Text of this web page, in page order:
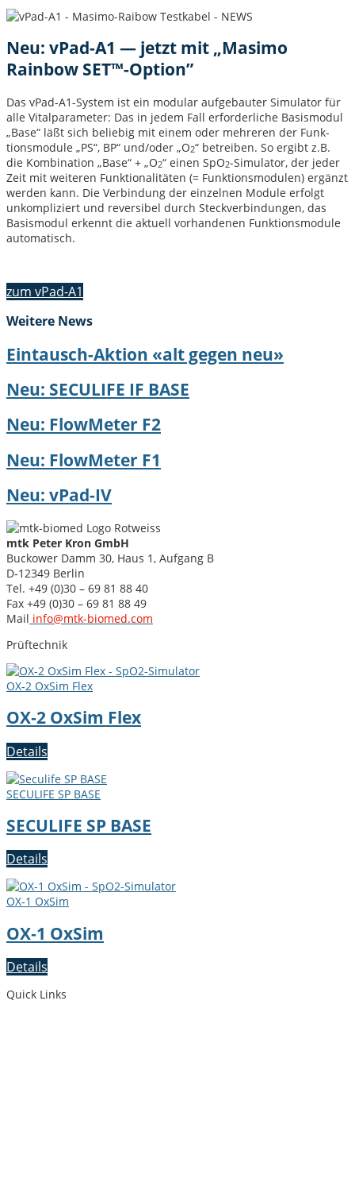
Neu: vPad-A1 — jetzt mit „Masimo
Rainbow SET™-Option”
Das vPad-A1-Sys­tem ist ein mod­u­lar aufge­bauter Sim­u­la­tor für
alle Vital­pa­ra­me­ter: Das in jedem Fall erforder­liche Basis­mod­ul
„Base“ läßt sich beliebig mit einem oder mehreren der Funk­
tion­s­mod­ule „PS“, BP“ und/oder „O2“ betreiben. So ergibt z.B.
die Kom­bi­na­tion „Base“ + „O2“ einen SpO2-Sim­u­la­tor, der jed­er
Zeit mit weit­eren Funk­tion­al­itäten (= Funk­tion­s­mod­ulen) ergänzt
wer­den kann. Die Verbindung der einzel­nen Mod­ule erfol­gt
unkom­pliziert und reversibel durch Steck­verbindun­gen, das
Basis­mod­ul erken­nt die aktuell vorhan­de­nen Funk­tion­s­mod­ule
automatisch.
zum vPad-A1
Weitere News
Eintausch-Aktion «alt gegen neu»
Neu: SECULIFE IF BASE
Neu: FlowMeter F2
Neu: FlowMeter F1
Neu: vPad-IV
mtk Peter Kron GmbH
Buck­ow­er Damm 30, Haus 1, Auf­gang B
D‑12349 Berlin
Tel. +49 (0)30 – 69 81 88 40
Fax +49 (0)30 – 69 81 88 49
Mail info@mtk-biomed.com
Prüftech­nik
OX‑2 OxSim Flex
OX‑2 OxSim Flex
Details
SECULIFE SP BASE
SECULIFE SP BASE
Details
OX‑1 OxSim
OX‑1 OxSim
Details
Quick Links